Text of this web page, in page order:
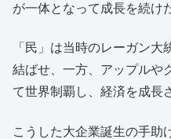
が一体となって成長を続け
「民」は当時のレーガン
結ばせ、一方、アップルや
て世界制覇し、経済を成長
こうした大企業誕生の手助